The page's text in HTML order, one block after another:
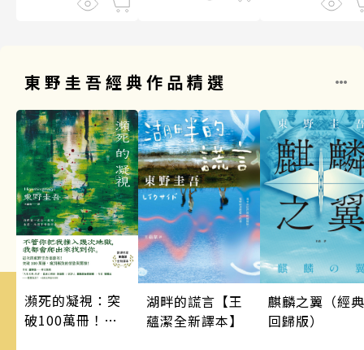
東野圭吾經典作品精選
瀕死的凝視：突
破100萬冊！這
湖畔的謊言【王
蘊潔全新譯本】
麒麟之翼（經典
回歸版）